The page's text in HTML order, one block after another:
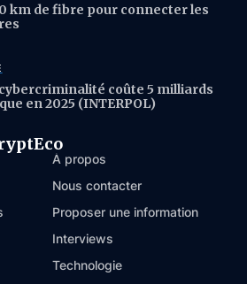
km de fibre pour connecter les
coûte 5 milliards
en 2025 (INTERPOL)
À propos
Nous contacter
Proposer une information
Interviews
Technologie